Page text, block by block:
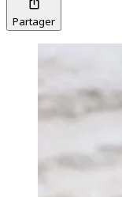
Partager